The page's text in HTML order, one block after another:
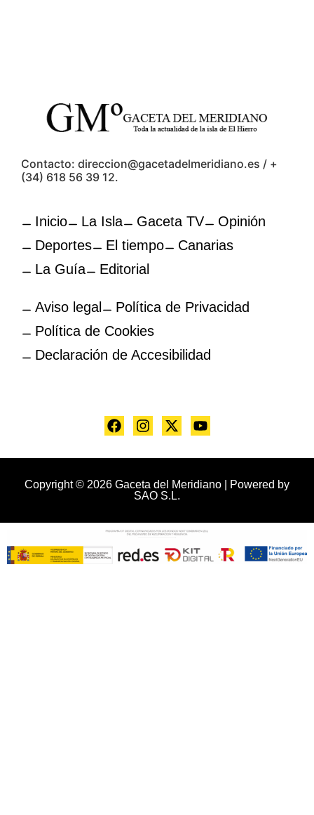
Contacto: direccion@gacetadelmeridiano.es / +
(34) 618 56 39 12.
Inicio La Isla Gaceta TV
Opinión
Deportes
El tiempo
Canarias
La Guía
Editorial
Aviso legal
Política de Privacidad
Política de Cookies
Declaración de Accesibilidad
Copyright © 2026 Gaceta del Meridiano | Powered by
SAO S.L.